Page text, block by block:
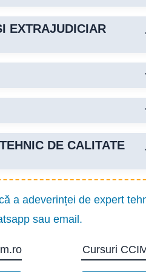
ANRE.
EXTRAJUDICIAR
și exploatare a
instalației electrice
acoperă aspecte precum
calitate extrajudiciară a
raportului de expertiză
DE CALITATE
a adeverinței de expert
sau email.
Cursuri